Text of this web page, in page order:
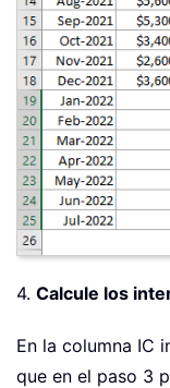
4. Calcule los
En la columna IC
que en el paso 3